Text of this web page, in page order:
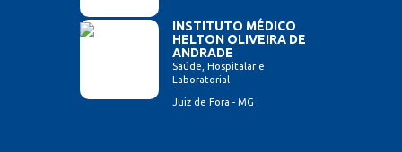
INSTITUTO MÉDICO
HELTON OLIVEIRA DE
ANDRADE
Saúde, Hospitalar e
Laboratorial
Juiz de Fora - MG